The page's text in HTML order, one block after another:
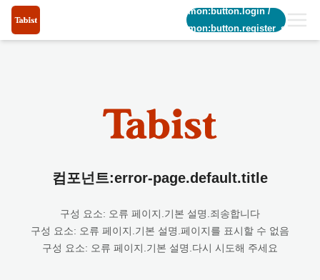
common:button.login/
common:button.register_short
컴포넌트:error-page.default.title
구성 요소: 오류 페이지.기본 설명.죄송합니다
구성 요소: 오류 페이지.기본 설명.페이지를 표시할 수 없음
구성 요소: 오류 페이지.기본 설명.다시 시도해 주세요